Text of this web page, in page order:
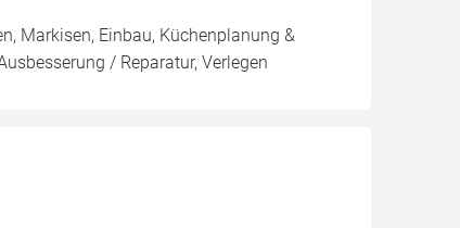
Markisen, Einbau, Küchenplanung &
/ Reparatur, Verlegen